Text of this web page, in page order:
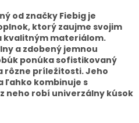
od značky Fiebig je
ktorý zaujme svojim
kvalitným materiálom.
a zdobený jemnou
ponúka sofistikovaný
rôzne príležitosti. Jeho
ľahko kombinuje s
neho robí univerzálny kúsok